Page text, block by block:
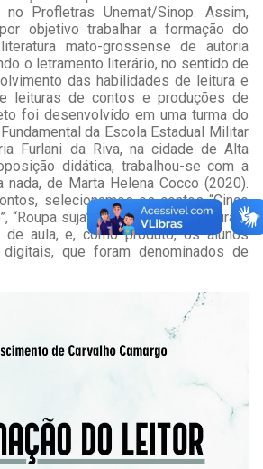
Profletras Unemat/Sinop. Assim,
objetivo trabalhar a formação do
mato-grossense de autoria
o letramento literário, no sentido de
das habilidades de leitura e
leituras de contos e produções de
foi desenvolvido em uma turma do
da Escola Estadual Militar
Furlani da Riva, na cidade de Alta
didática, trabalhou-se com a
nada, de Marta Helena Cocco (2020).
selecionamos os contos “Cinco
“Roupa suja” e “Motivo” para leitura e
aula, e, como produto, os alunos
que foram denominados de